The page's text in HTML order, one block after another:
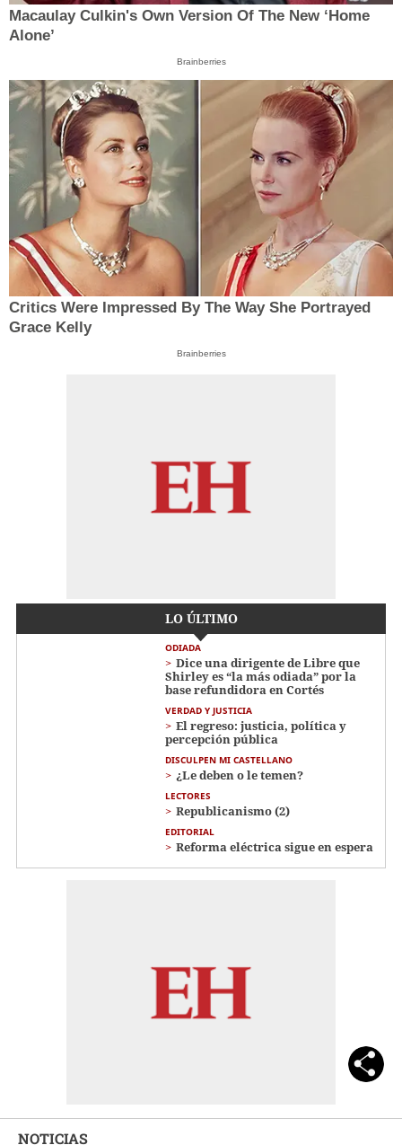
Macaulay Culkin's Own Version Of The New ‘Home
Alone’
Brainberries
Critics Were Impressed By The Way She Portrayed
Grace Kelly
Brainberries
LO ÚLTIMO
ODIADA
Dice una dirigente de Libre que
Shirley es “la más odiada” por la
base refundidora en Cortés
VERDAD Y JUSTICIA
El regreso: justicia, política y
percepción pública
DISCULPEN MI CASTELLANO
¿Le deben o le temen?
LECTORES
Republicanismo (2)
EDITORIAL
Reforma eléctrica sigue en espera
NOTICIAS